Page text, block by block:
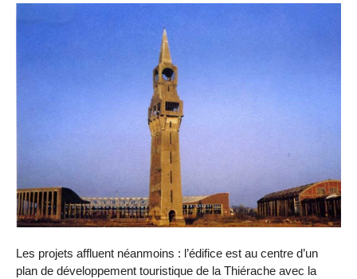
Les projets affluent néanmoins : l’édifice est au centre d’un
plan de développement touristique de la Thiérache avec la